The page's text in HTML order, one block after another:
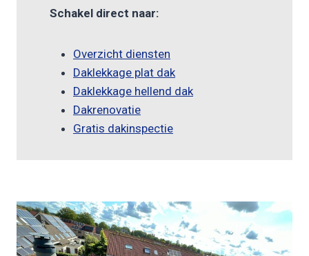
Schakel direct naar:
Overzicht diensten
Daklekkage plat dak
Daklekkage hellend dak
Dakrenovatie
Gratis dakinspectie